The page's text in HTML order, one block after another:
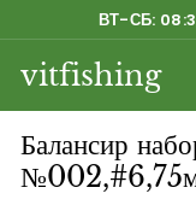
к
содержанию
ВТ-СБ:
vitfishing
Балансир